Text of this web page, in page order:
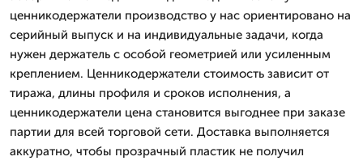
ценникодержатели производство у нас ориентировано на
серийный выпуск и на индивидуальные задачи, когда
нужен держатель с особой геометрией или усиленным
креплением. Ценникодержатели стоимость зависит от
тиража, длины профиля и сроков исполнения, а
ценникодержатели цена становится выгоднее при заказе
партии для всей торговой сети. Доставка выполняется
аккуратно, чтобы прозрачный пластик не получил